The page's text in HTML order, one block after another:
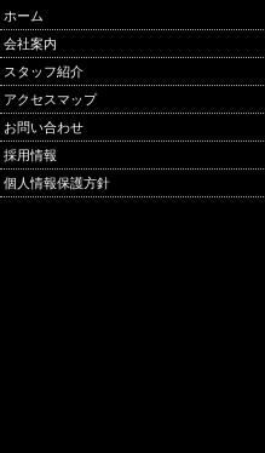
ホーム
会社案内
スタッフ紹介
アクセスマップ
お問い合わせ
採用情報
個人情報保護方針